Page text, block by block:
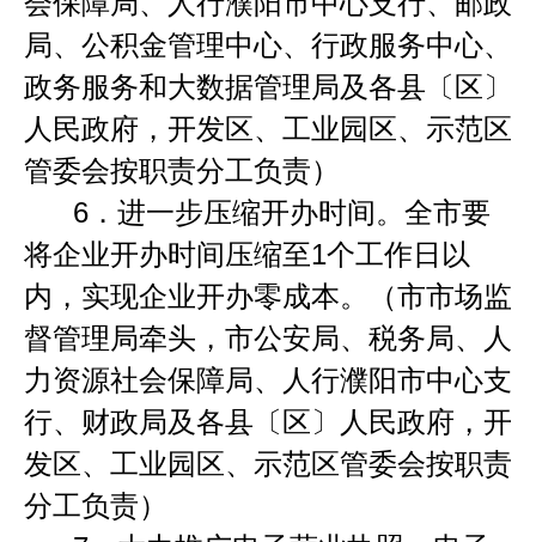
局、公积金管理中心、行政服务中心、
政务服务和大数据管理局及各县〔区〕
人民政府，开发区、工业园区、示范区
管委会按职责分工负责）
6． 进一步压缩开办时间。全市要
将企业开办时间压缩至1个工作日以
内，实现企业开办零成本。（市市场监
督管理局牵头，市公安局、税务局、人
力资源社会保障局、人行濮阳市中心支
行、财政局及各县〔区〕人民政府，开
发区、工业园区、示范区管委会按职责
分工负责）